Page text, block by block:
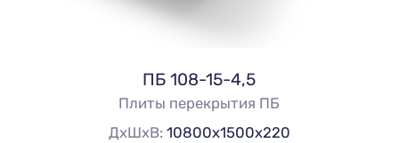
ПБ 108-15-4,5
Плиты перекрытия ПБ
ДхШхВ: 10800х1500х220